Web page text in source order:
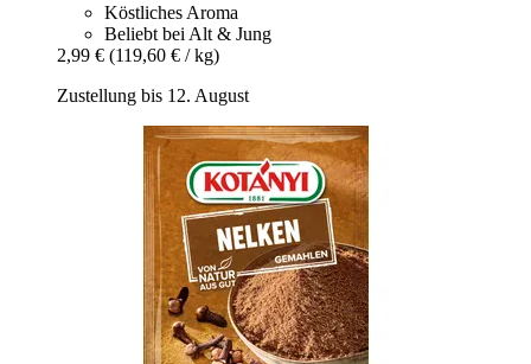
Köstliches Aroma
Beliebt bei Alt & Jung
2,99 € (119,60 € / kg)
Zustellung bis 12. August